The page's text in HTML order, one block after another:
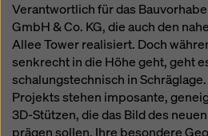
Verantwortlich für das
GmbH & Co. KG, die auch den
Allee Tower realisiert. Doch
senkrecht in die Höhe geht, geht
schalungstechnisch in
Projekts stehen imposante,
3D-Stützen, die das Bild des
prägen sollen. Ihre besondere